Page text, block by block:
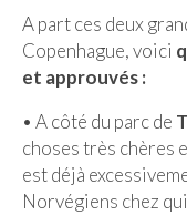
A part ces deux
Copenhague, voici
et approuvés :
• A côté du parc de
choses très chères
est déjà
Norvégiens chez